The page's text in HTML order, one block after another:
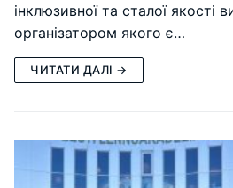
інклюзивної та сталої якості
організатором якого є…
ЧИТАТИ ДАЛІ →